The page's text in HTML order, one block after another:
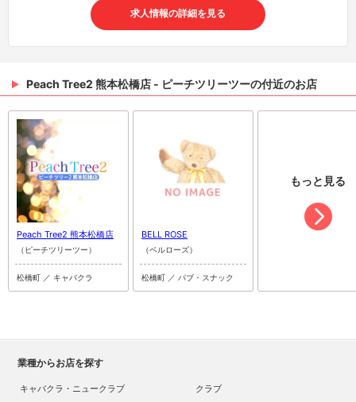
求人情報の詳細を見る
Peach Tree2 熊本松橋店 - ピーチツリーツーの付近のお店
Peach Tree2 熊本松橋店
（ピーチツリーツー）
松橋町 ／ キャバクラ
BELL ROSE
（ベルローズ）
松橋町 ／ パブ・スナック
もっと見る
業種からお店を探す
キャバクラ・ニュークラブ
クラブ